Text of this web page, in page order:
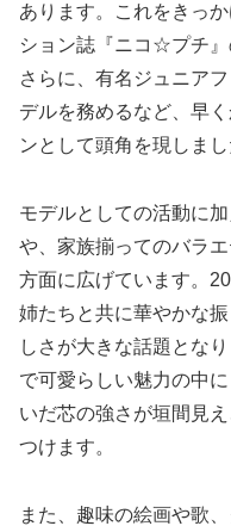
あります。これをきっ
ション誌『ニコ☆プチ』
さらに、有名ジュニア
デルを務めるなど、早
ンとして頭角を現しまし
モデルとしての活動に
や、家族揃ってのバラ
方面に広げています。
姉たちと共に華やかな
しさが大きな話題とな
で可愛らしい魅力の中
いだ芯の強さが垣間見
つけます。
また、趣味の絵画や歌